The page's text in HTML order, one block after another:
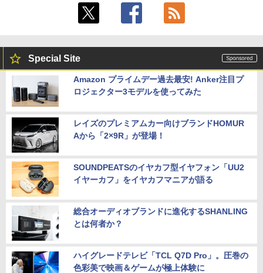
Special Site
Amazon プライムデー過去最安! Anker注目プ
ロジェクター3モデルを使ってみた
レイズのプレミアムカー向けブランドHOMUR
Aから「2×9R」が登場！
SOUNDPEATSのイヤカフ型イヤフォン「UU2
イヤーカフ」をイヤカフマニアが語る
総合オーディオブランドに進化するSHANLING
とは何者か？
ハイグレードテレビ「TCL Q7D Pro」。圧巻の
色彩美で映画＆ゲームが極上体験に